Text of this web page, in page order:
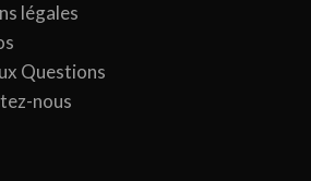
légales
Questions
nous